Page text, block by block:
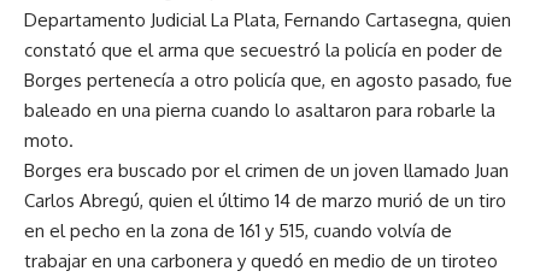
Departamento Judicial La Plata, Fernando Cartasegna, quien
constató que el arma que secuestró la policía en poder de
Borges pertenecía a otro policía que, en agosto pasado, fue
baleado en una pierna cuando lo asaltaron para robarle la
moto.
Borges era buscado por el crimen de un joven llamado Juan
Carlos Abregú, quien el último 14 de marzo murió de un tiro
en el pecho en la zona de 161 y 515, cuando volvía de
trabajar en una carbonera y quedó en medio de un tiroteo